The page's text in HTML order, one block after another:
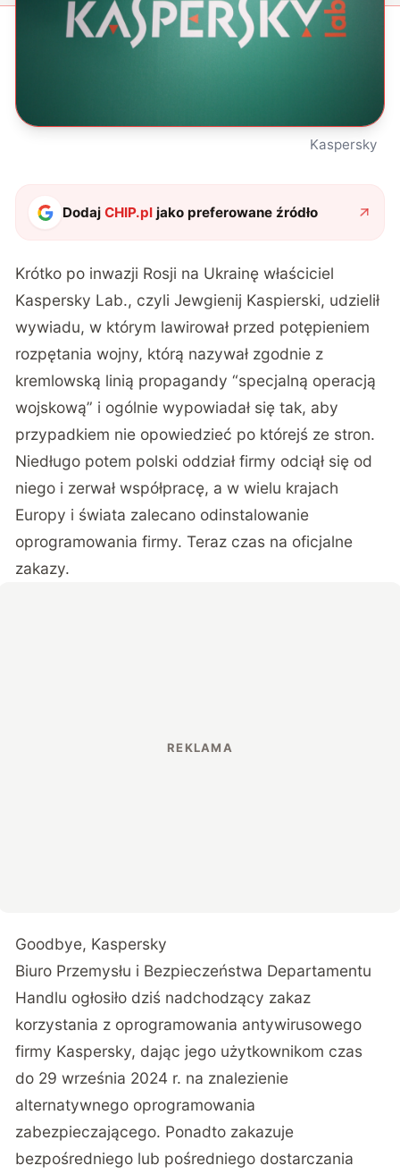
Kaspersky
DodajCHIP.pl jako preferowane źródło
Krótko po inwazji Rosji na Ukrainę właściciel
Kaspersky Lab., czyli Jewgienij Kaspierski, udzielił
wywiadu, w którym lawirował przed potępieniem
rozpętania wojny, którą nazywał zgodnie z
kremlowską linią propagandy “specjalną operacją
wojskową” i ogólnie wypowiadał się tak, aby
przypadkiem nie opowiedzieć po którejś ze stron.
Niedługo potem polski oddział firmy odciął się od
niego i zerwał współpracę, a w wielu krajach
Europy i świata zalecano odinstalowanie
oprogramowania firmy. Teraz czas na oficjalne
zakazy.
Goodbye, Kaspersky
Biuro Przemysłu i Bezpieczeństwa Departamentu
Handlu ogłosiło dziś nadchodzący zakaz
korzystania z oprogramowania antywirusowego
firmy Kaspersky, dając jego użytkownikom czas
do 29 września 2024 r. na znalezienie
alternatywnego oprogramowania
zabezpieczającego. Ponadto zakazuje
bezpośredniego lub pośredniego dostarczania